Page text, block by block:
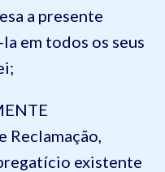
a presente
em todos os seus
Reclamação,
existente